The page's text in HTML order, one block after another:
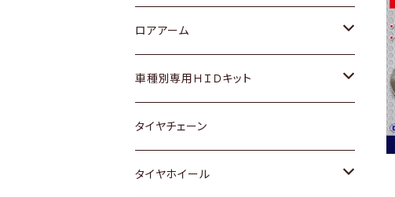
ダイハツ
マツダ
三菱
スバル
日産
ダイハツ
マツダ
三菱
スズキ
日産
いすゞ
ダイハツ
ホンダ
スズキ
日産
ダイハツ
トヨタ
ホンダ
スズキ
日産
ロアアーム
ホンダ
スズキ
日産
車種別専用ＨＩＤキット
トヨタ
マツダ
タイヤチェーン
タイヤホイール